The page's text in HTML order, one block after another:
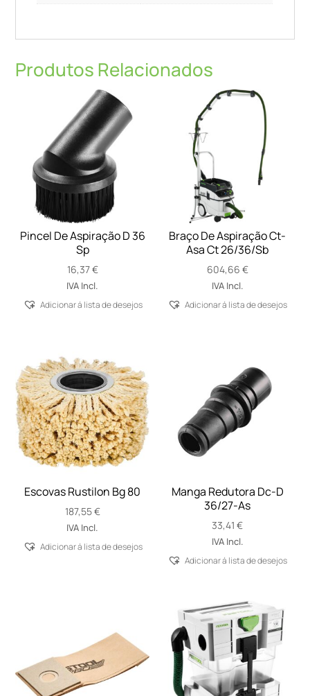
Produtos Relacionados
Pincel De Aspiração D 36
Sp
16,37€
IVA Incl.
Adicionar á lista de desejos
Braço De Aspiração Ct-
Asa Ct 26/36/Sb
604,66 €
IVA Incl.
Adicionar á lista de desejos
Escovas Rustilon Bg 80
187,55€
IVA Incl.
Adicionar á lista de desejos
Manga Redutora Dc-D
36/27-As
33,41€
IVA Incl.
Adicionar á lista de desejos